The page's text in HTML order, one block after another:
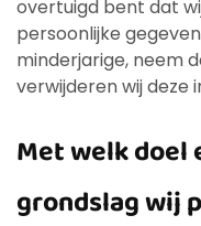
overtuigd bent dat
persoonlijke
minderjarige, neem
verwijderen wij deze
Met welk doel
grondslag wij